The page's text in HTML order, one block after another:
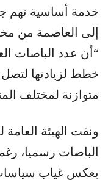
خدمة أساسية تهم
إلى العاصمة من
متوازنة لمختلف
ونفت الهيئة
الباصات رسميا،
يعكس غياب